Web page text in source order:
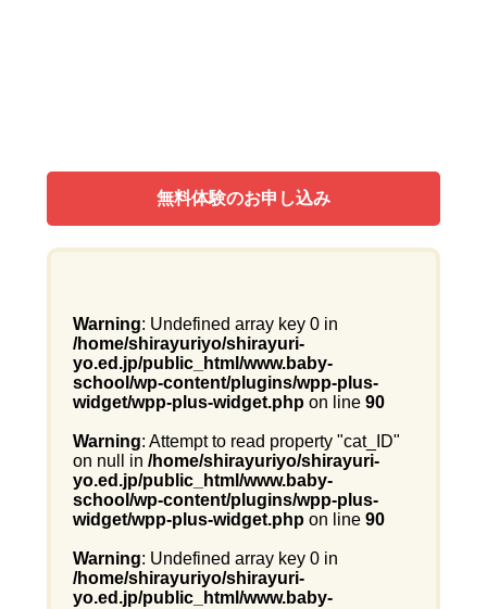
無料体験のお申し込み
Warning: Undefined array key 0 in
/home/shirayuriyo/shirayuri-
yo.ed.jp/public_html/www.baby-
school/wp-content/plugins/wpp-plus-
widget/wpp-plus-widget.phpon line 90
Warning: Attempt to read property "cat_ID"
on null in /home/shirayuriyo/shirayuri-
yo.ed.jp/public_html/www.baby-
school/wp-content/plugins/wpp-plus-
widget/wpp-plus-widget.phpon line 90
Warning: Undefined array key 0 in
/home/shirayuriyo/shirayuri-
yo.ed.jp/public_html/www.baby-